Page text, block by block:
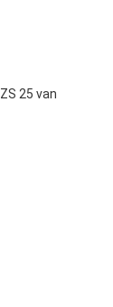
25 van